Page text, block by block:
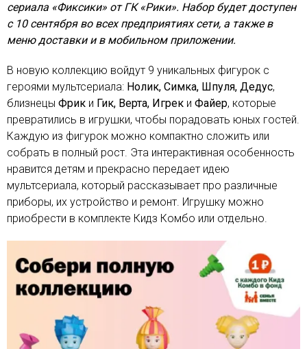
сериала «Фиксики» от ГК «Рики». Набор будет доступен
с 10 сентября во всех предприятиях сети, а также в
меню доставки и в мобильном приложении.
В новую коллекцию войдут 9 уникальных фигурок с
героями мультсериала: Нолик, Симка, Шпуля, Дедус,
близнецы Фрик и Гик, Верта, Игрек и Файер, которые
превратились в игрушки, чтобы порадовать юных гостей.
Каждую из фигурок можно компактно сложить или
собрать в полный рост. Эта интерактивная особенность
нравится детям и прекрасно передает идею
мультсериала, который рассказывает про различные
приборы, их устройство и ремонт. Игрушку можно
приобрести в комплекте Кидз Комбо или отдельно.